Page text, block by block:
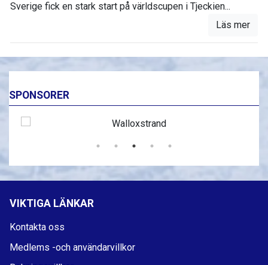
Sverige fick en stark start på världscupen i Tjeckien...
Läs mer
SPONSORER
VIKTIGA LÄNKAR
Kontakta oss
Medlems -och användarvillkor